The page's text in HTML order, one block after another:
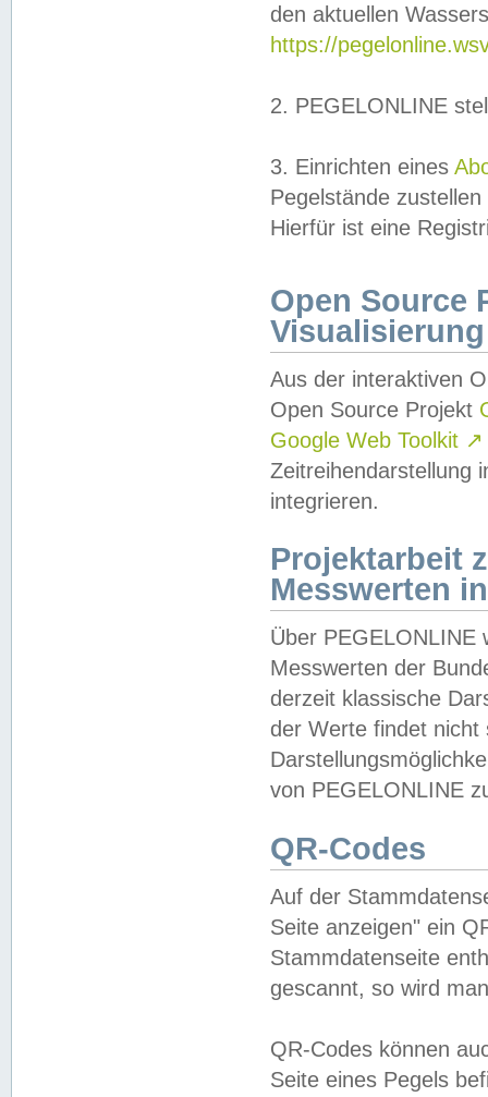
den aktuellen
https://
2. PEGELONLINE
3. Einrichten eines
Pegelstände
Hierfür ist eine
Open Source
Visualisierung
Aus der interaktiven
Open Source Projekt
Google Web Toolkit ↗
Zeitreihendarstellung
integrieren.
Projektarbeit
Messwerten
Über PEGELONLINE
Messwerten der
derzeit klassische
der Werte findet
von PEGELONLINE
QR-Codes
Auf der
Seite anzeigen" ein
Stammdatenseite
gescannt, so wird
QR-Codes können
Seite eines Pegels